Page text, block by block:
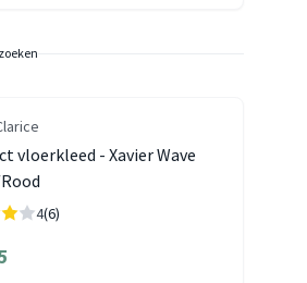
vloerkleed - Xavier Wave
4(6)